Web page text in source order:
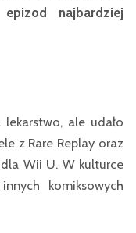
najbardziej
ale udało
z Rare Replay oraz
Wii U. W kulturce
komiksowych